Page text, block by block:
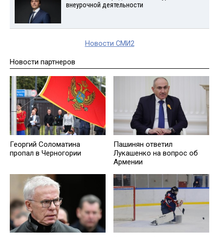
внеурочной деятельности
Новости СМИ2
Новости партнеров
Георгий Соломатина
пропал в Черногории
Пашинян ответил
Лукашенко на вопрос об
Армении